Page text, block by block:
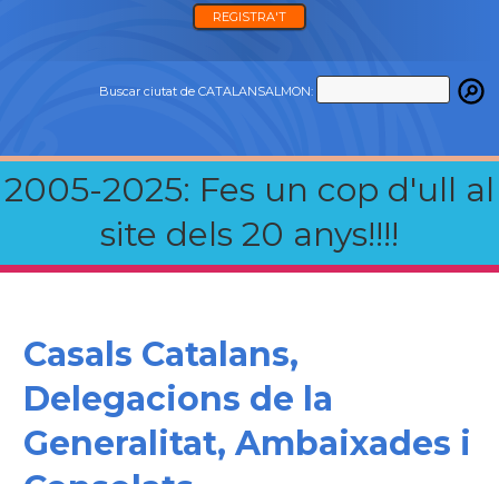
REGISTRA'T
Buscar ciutat de CATALANSALMON:
2005-2025: Fes un cop d'ull al
site dels 20 anys!!!!
Casals Catalans,
Delegacions de la
Generalitat, Ambaixades i